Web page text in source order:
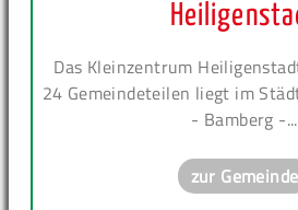
Das Kleinzentrum
24 Gemeindeteilen liegt im
- Bamberg -...
zur Gemeinde